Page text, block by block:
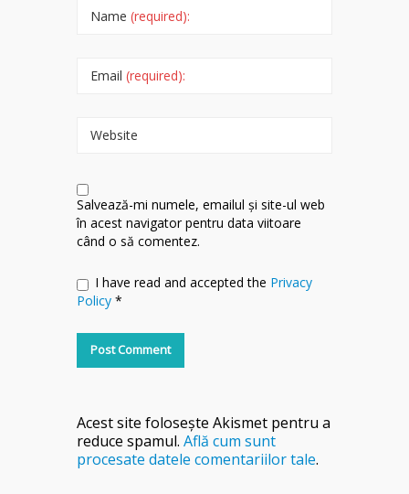
Name (required):
Email (required):
Website
Salvează-mi numele, emailul și site-ul web
în acest navigator pentru data viitoare
când o să comentez.
I have read and accepted the Privacy
Policy *
Acest site folosește Akismet pentru a
reduce spamul. Află cum sunt
procesate datele comentariilor tale.